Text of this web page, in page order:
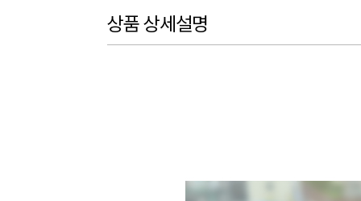
상품 상세설명